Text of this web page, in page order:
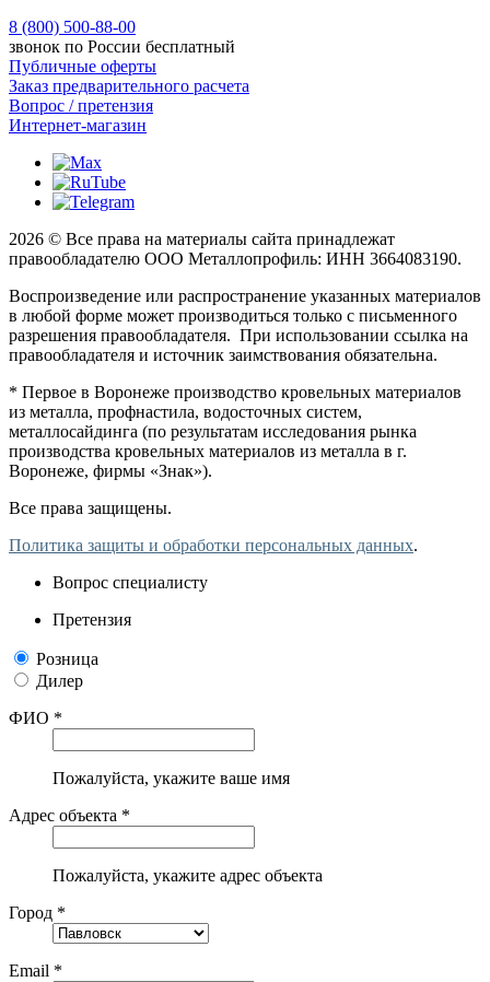
8 (800) 500-88-00
звонок по России бесплатный
Публичные оферты
Заказ предварительного расчета
Вопрос / претензия
Интернет-магазин
2026 © Все права на материалы сайта принадлежат
правообладателю ООО Металлопрофиль: ИНН 3664083190.
Воспроизведение или распространение указанных материалов
в любой форме может производиться только с письменного
разрешения правообладателя. При использовании ссылка на
правообладателя и источник заимствования обязательна.
* Первое в Воронеже производство кровельных материалов
из металла, профнастила, водосточных систем,
металлосайдинга (по результатам исследования рынка
производства кровельных материалов из металла в г.
Воронеже, фирмы «Знак»).
Все права защищены.
Политика защиты и обработки персональных данных.
Вопрос специалисту
Претензия
Розница
Дилер
ФИО *
Пожалуйста, укажите ваше имя
Адрес объекта *
Пожалуйста, укажите адрес объекта
Город *
Email *